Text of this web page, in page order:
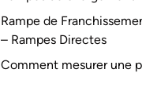
Rampe de
– Rampes Directes
Comment mesurer une